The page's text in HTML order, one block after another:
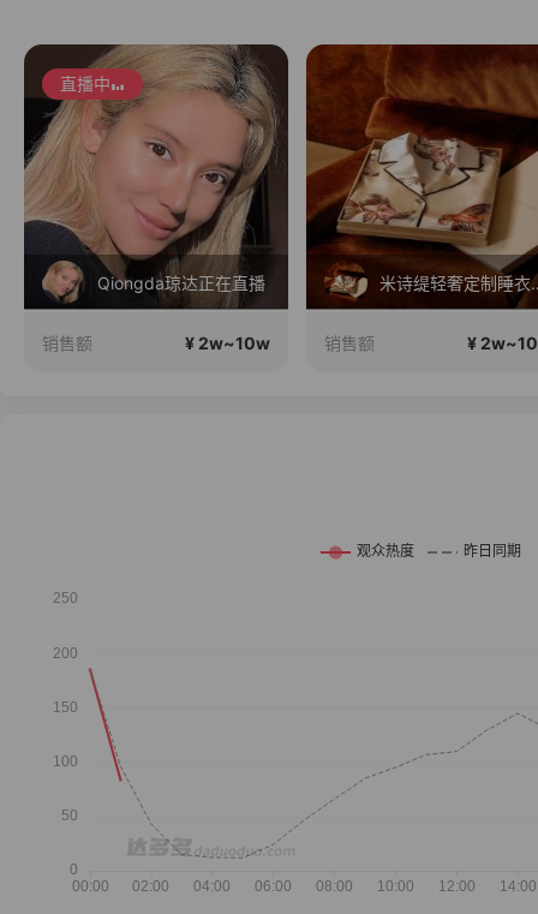
直播中
Qiongda琼达正在直播
销售额 ¥ 2w~10w
米诗缇轻
销售额 ¥